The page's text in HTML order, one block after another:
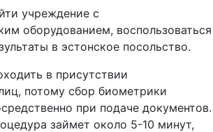
учреждение с
оборудованием, воспользоваться
в эстонское посольство.
в присутствии
потому сбор биометрики
при подаче документов.
займет около 5-10 минут,